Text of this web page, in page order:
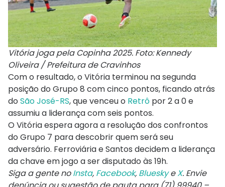
Vitória joga pela Copinha 2025. Foto: Kennedy
Oliveira / Prefeitura de Cravinhos
Com o resultado, o Vitória terminou na segunda
posição do Grupo 8 com cinco pontos, ficando atrás
do São José-RS, que venceu o Retrô por 2 a 0 e
assumiu a liderança com seis pontos.
O Vitória espera agora a resolução dos confrontos
do Grupo 7 para descobrir quem será seu
adversário. Ferroviária e Santos decidem a liderança
da chave em jogo a ser disputado às 19h.
Siga a gente noInsta, Facebook, BlueskyeX. Envie